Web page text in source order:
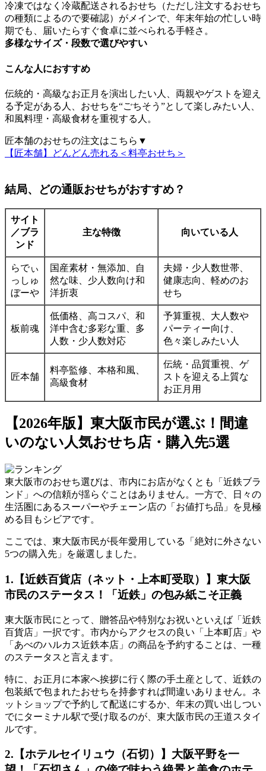
冷凍ではなく冷蔵配送されるおせち（ただし注文するおせち
の種類によるので要確認）がメインで、年末年始の忙しい時
期でも、届いたらすぐ食卓に並べられる手軽さ。
多様なサイズ・段数で選びやすい
こんな人におすすめ
伝統的・高級なお正月を演出したい人、両親やゲストを迎え
る予定がある人、おせちを“ごちそう”として楽しみたい人、
和風料理・高級食材を重視する人。
匠本舗のおせちの注文はこちら▼
【匠本舗】どんどん売れる＜料亭おせち＞
結局、どの通販おせちがおすすめ？
サイト
／ブラ
ンド
主な特徴 向いている人
らでぃ
っしゅ
ぼーや
国産素材・無添加、自
然な味、少人数向け和
洋折衷
夫婦・少人数世帯、
健康志向、軽めのお
せち
板前魂
低価格、高コスパ、和
洋中含む多彩な重、多
人数・少人数対応
予算重視、大人数や
パーティー向け、
色々楽しみたい人
匠本舗
料亭監修、本格和風、
高級食材
伝統・品質重視、ゲ
ストを迎える上質な
お正月用
【2026年版】東大阪市民が選ぶ！間違
いのない人気おせち店・購入先5選
東大阪市のおせち選びは、市内にお店がなくとも「近鉄ブラ
ンド」への信頼が揺らぐことはありません。一方で、日々の
生活圏にあるスーパーやチェーン店の「お値打ち品」を見極
める目もシビアです。
ここでは、東大阪市民が長年愛用している
「絶対に外さない
5つの購入先」
を厳選しました。
1.【近鉄百貨店（ネット・上本町受取）】東大阪
市民のステータス！「近鉄」の包み紙こそ正義
東大阪市民にとって、贈答品や特別なお祝いといえば「近鉄
百貨店」一択です。市内からアクセスの良い「上本町店」や
「あべのハルカス近鉄本店」の商品を予約することは、一種
のステータスと言えます。
特に、お正月に本家へ挨拶に行く際の手土産として、 近鉄の
包装紙で包まれたおせち を持参すれば間違いありません。ネ
ットショップで予約して配送にするか、年末の買い出しつい
でにターミナル駅で受け取るのが、東大阪市民の王道スタイ
ルです。
2.【ホテルセイリュウ（石切）】大阪平野を一